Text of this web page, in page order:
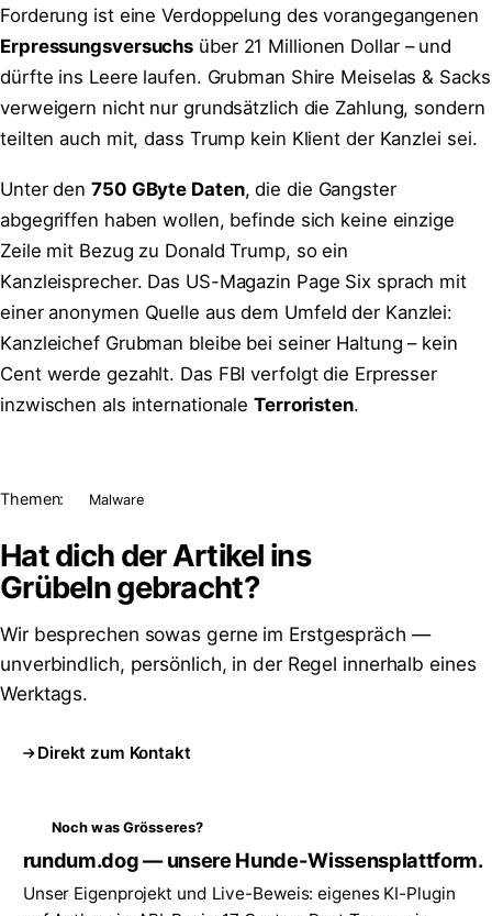
Forderung ist eine Verdoppelung des vorangegangenen
Erpressungsversuchs über 21 Millionen Dollar – und
dürfte ins Leere laufen. Grubman Shire Meiselas & Sacks
verweigern nicht nur grundsätzlich die Zahlung, sondern
teilten auch mit, dass Trump kein Klient der Kanzlei sei.
Unter den750 GByte Daten, die die Gangster
abgegriffen haben wollen, befinde sich keine einzige
Zeile mit Bezug zu Donald Trump, so ein
Kanzleisprecher. Das US-Magazin Page Six sprach mit
einer anonymen Quelle aus dem Umfeld der Kanzlei:
Kanzleichef Grubman bleibe bei seiner Haltung – kein
Cent werde gezahlt. Das FBI verfolgt die Erpresser
inzwischen als internationaleTerroristen.
Themen: Malware
Hat dich der Artikel ins
Grübelngebracht?
Wir besprechen sowas gerne im Erstgespräch —
unverbindlich, persönlich, in der Regel innerhalb eines
Werktags.
Direkt zum Kontakt
Noch was Grösseres?
rundum.dog — unsere Hunde-Wissensplattform.
Unser Eigenprojekt und Live-Beweis: eigenes KI-Plugin